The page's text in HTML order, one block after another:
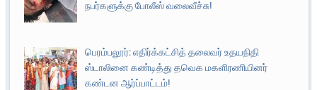
நபர்களுக்கு போலீஸ் வலைவீச்சு!
பெரம்பலூர்: எதிர்க்கட்சித் தலைவர் உதயநிதி
ஸ்டாலினை கண்டித்து தவெக மகளிரணியினர்
கண்டன ஆர்ப்பாட்டம்!